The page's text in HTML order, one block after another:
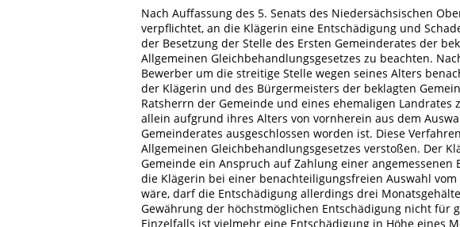
Nach Auffassung des 5. Senats des Niedersächsischen
verpflichtet, an die Klägerin eine Entschädigung und
der Besetzung der Stelle des Ersten Gemeinderates der
Allgemeinen Gleichbehandlungsgesetzes zu beachten.
Bewerber um die streitige Stelle wegen seines Alters
der Klägerin und des Bürgermeisters der beklagten
Ratsherrn der Gemeinde und eines ehemaligen Landrates
allein aufgrund ihres Alters von vornherein aus dem
Gemeinderates ausgeschlossen worden ist. Diese
Allgemeinen Gleichbehandlungsgesetzes verstoßen. Der
Gemeinde ein Anspruch auf Zahlung einer
die Klägerin bei einer benachteiligungsfreien Auswahl
wäre, darf die Entschädigung allerdings drei
Gewährung der höchstmöglichen Entschädigung nicht für
Einzelfalls ist vielmehr eine Entschädigung in Höhe eines